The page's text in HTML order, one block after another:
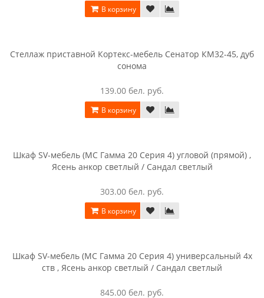
В корзину
Стеллаж приставной Кортекс-мебель Сенатор КМ32, дуб
В корзину